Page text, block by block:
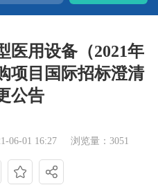
医用设备（2021年
项目国际招标澄清
公告
06-01 16:27 浏览量：3051